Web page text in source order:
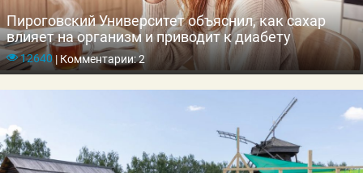
Пироговский Университет объяснил, как сахар
влияет на организм и приводит к диабету
12640|Комментарии: 2